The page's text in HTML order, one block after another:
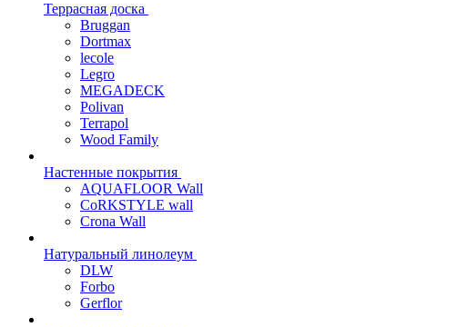
Террасная доска
Bruggan
Dortmax
lecole
Legro
MEGADECK
Polivan
Terrapol
Wood Family
Настенные покрытия
AQUAFLOOR Wall
CoRKSTYLE wall
Crona Wall
Натуральный линолеум
DLW
Forbo
Gerflor